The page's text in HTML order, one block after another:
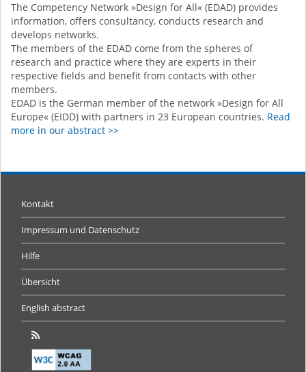
The Competency Network »Design for All« (EDAD) provides
information, offers consultancy, conducts research and
develops networks.
The members of the EDAD come from the spheres of
research and practice where they are experts in their
respective fields and benefit from contacts with other
members.
EDAD is the German member of the network »Design for All
Europe« (EIDD) with partners in 23 European countries. Read
more in our abstract >>
Kontakt
Impressum und Datenschutz
Hilfe
Übersicht
English abstract